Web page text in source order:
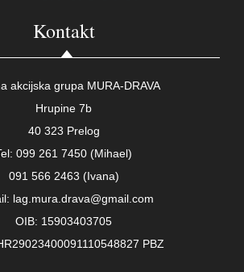
Kontakt
akcijska grupa MURA-DRAVA
Hrupine 7b
40 323 Prelog
099 261 7450 (Mihael)
091 566 2463 (Ivana)
lag.mura.drava@gmail.com
OIB: 15903403705
PBZ